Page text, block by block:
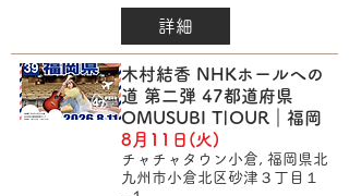
詳細
木村結香 NHKホールへの
道 第二弾 47都道府県
OMUSUBI T|OUR｜福岡
8月11日(火)
チャチャタウン小倉, 福岡県北
九州市小倉北区砂津３丁目１